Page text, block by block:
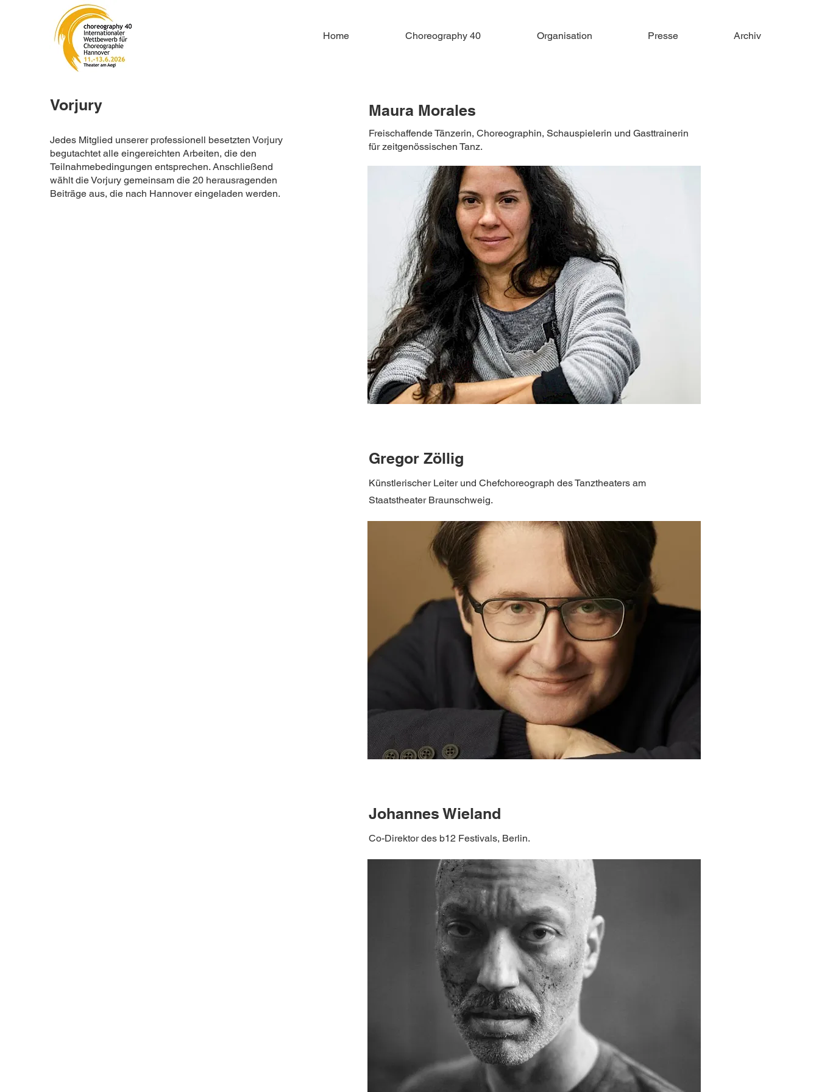
Home Choreography 40 Organisation Presse Archiv
Vorjury
Jedes Mitglied unserer professionell besetzten Vorjury
begutachtet alle eingereichten Arbeiten, die den
Teilnahmebedingungen entsprechen. Anschließend
wählt die Vorjury gemeinsam die 20 herausragenden
Beiträge aus, die nach Hannover eingeladen werden.
Maura Morales
Freischaffende Tänzerin, Choreographin, Schauspielerin und Gasttrainerin
für zeitgenössischen Tanz.
Gregor Zöllig
Künstlerischer Leiter und Chefchoreograph des Tanztheaters am
Staatstheater Braunschweig.
Johannes Wieland
Co-Direktor des b12 Festivals, Berlin.